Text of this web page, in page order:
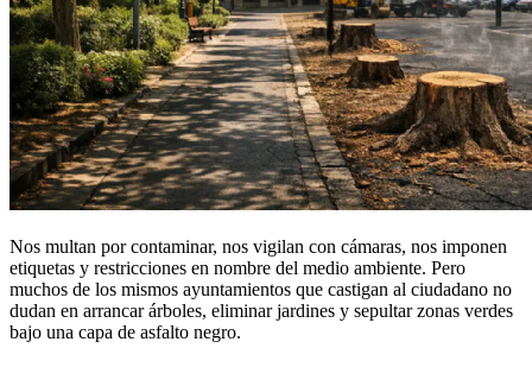
Nos multan por contaminar, nos vigilan con cámaras, nos imponen
etiquetas y restricciones en nombre del medio ambiente. Pero
muchos de los mismos ayuntamientos que castigan al ciudadano no
dudan en arrancar árboles, eliminar jardines y sepultar zonas verdes
bajo una capa de asfalto negro.